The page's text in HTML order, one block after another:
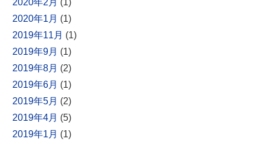
2020年1月 (1)
2019年11月 (1)
2019年9月 (1)
2019年8月 (2)
2019年6月 (1)
2019年5月 (2)
2019年4月 (5)
2019年1月 (1)